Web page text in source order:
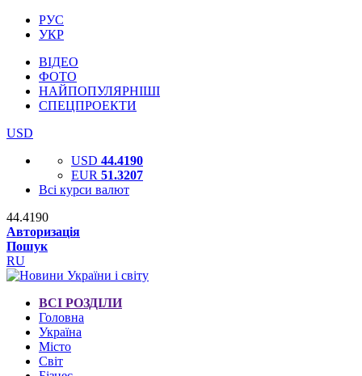
РУС
УКР
ВІДЕО
ФОТО
НАЙПОПУЛЯРНІШІ
СПЕЦПРОЕКТИ
USD
USD 44.4190
EUR 51.3207
Всі курси валют
44.4190
Авторизація
Пошук
RU
ВСІ РОЗДІЛИ
Головна
Україна
Місто
Світ